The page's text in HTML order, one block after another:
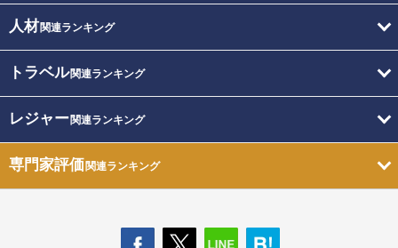
人材関連ランキング
トラベル関連ランキング
レジャー関連ランキング
専門家評価関連ランキング